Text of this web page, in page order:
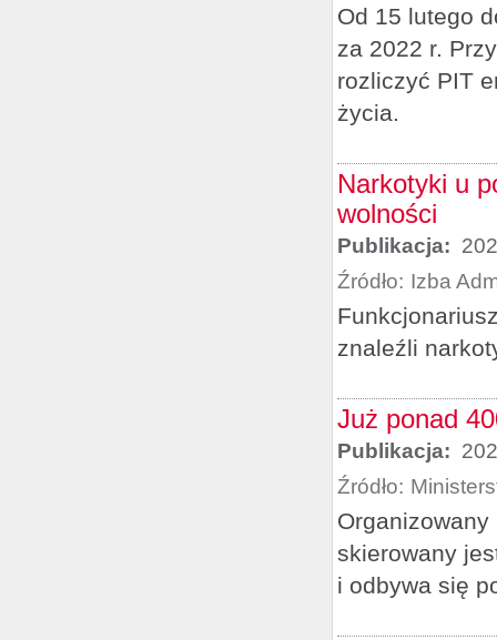
Od 15 lutego
za 2022 r.
rozliczyć PIT
życia.
Narkotyki u
wolności
Publikacja:
Źródło: Izba
znaleźli
Już ponad
Publikacja:
Źródło:
skierowany
i odbywa się